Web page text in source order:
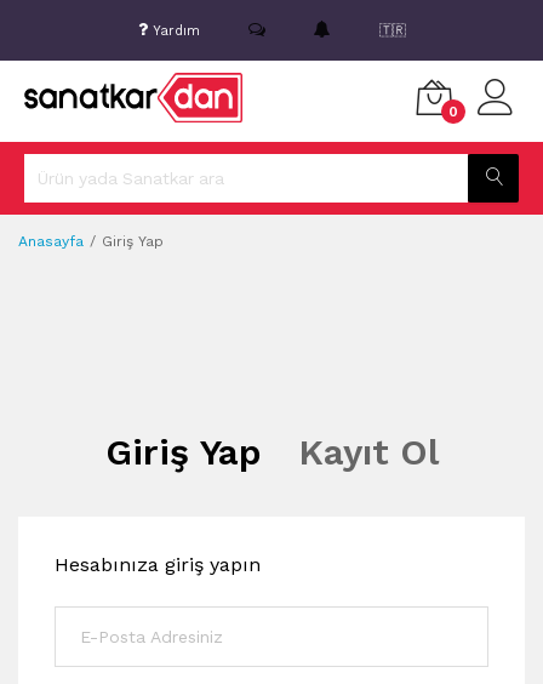
Yardım 🇹🇷
0
Anasayfa Giriş Yap
Giriş Yap Kayıt Ol
Hesabınıza giriş yapın